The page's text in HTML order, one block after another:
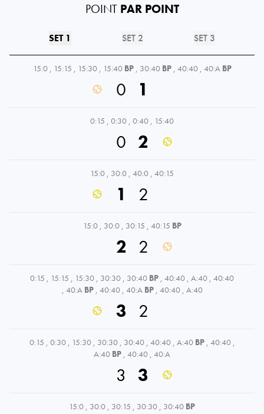
POINT PAR POINT
SET 1 SET 2 SET 3
15:0 , 15:15 , 15:30 , 15:40 BP , 30:40 BP , 40:40 , 40:A BP
0 1
0:15 , 0:30 , 0:40 , 15:40
0 2
15:0 , 30:0 , 40:0 , 40:15
1 2
15:0 , 30:0 , 30:15 , 40:15 BP
2 2
0:15 , 15:15 , 15:30 , 30:30 , 30:40 BP , 40:40 , A:40 , 40:40
, 40:A BP , 40:40 , 40:A BP , 40:40 , A:40
3 2
0:15 , 0:30 , 15:30 , 30:30 , 30:40 , 40:40 , A:40 BP , 40:40 ,
A:40 BP , 40:40 , 40:A
3 3
15:0 , 30:0 , 30:15 , 30:30 , 30:40 BP